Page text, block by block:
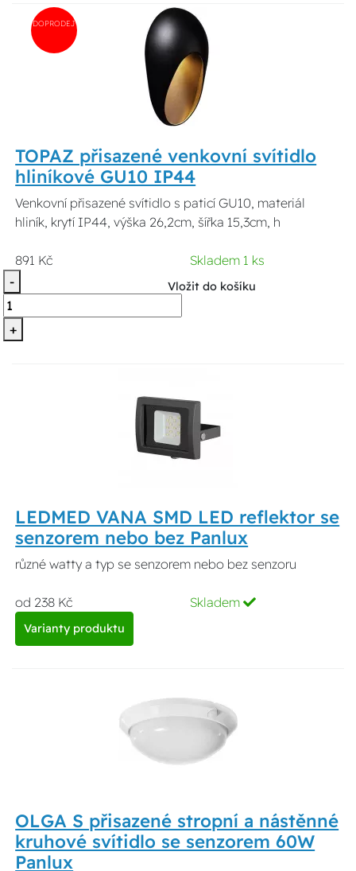
DOPRODEJ
TOPAZ přisazené venkovní svítidlo
hliníkové GU10 IP44
Venkovní přisazené svítidlo s paticí GU10, materiál
hliník, krytí IP44, výška 26,2cm, šířka 15,3cm, h
891 Kč
Skladem 1 ks
-
+
Vložit do košíku
LEDMED VANA SMD LED reflektor se
senzorem nebo bez Panlux
různé watty a typ se senzorem nebo bez senzoru
od 238 Kč Skladem
Varianty produktu
OLGA S přisazené stropní a nástěnné
kruhové svítidlo se senzorem 60W
Panlux